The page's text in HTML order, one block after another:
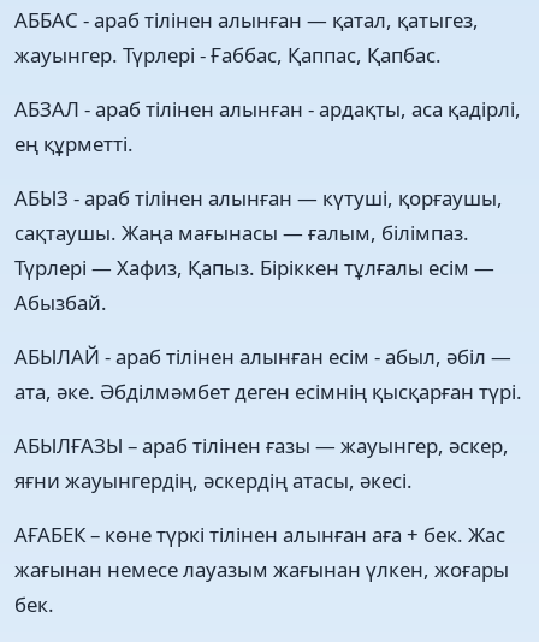
АББАС - араб тілінен алынған — қатал, қатыгез,
жауынгер. Түрлері - Ғаббас, Қаппас, Қапбас.
АБЗАЛ - араб тілінен алынған - ардақты, аса қадірлі,
ең құрметті.
АБЫЗ - араб тілінен алынған — күтуші, қорғаушы,
сақтаушы. Жаңа мағынасы — ғалым, білімпаз.
Түрлері — Хафиз, Қапыз. Біріккен тұлғалы есім —
Абызбай.
АБЫЛАЙ - араб тілінен алынған есім - абыл, әбіл —
ата, әке. Әбділмәмбет деген есімнің қысқарған түрі.
АБЫЛҒАЗЫ – араб тілінен ғазы — жауынгер, әскер,
яғни жауынгердің, әскердің атасы, әкесі.
АҒАБЕК – көне түркі тілінен алынған аға + бек. Жас
жағынан немесе лауазым жағынан үлкен, жоғары
бек.